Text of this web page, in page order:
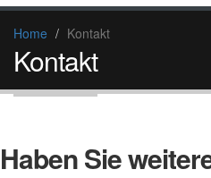
Home Kontakt
Kontakt
Haben Sie